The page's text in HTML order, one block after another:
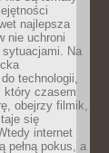
najlepsza
nie uchroni
sytuacjami. Na
technologii,
który czasem
obejrzy filmik,
się
internet
pełną pokus, a